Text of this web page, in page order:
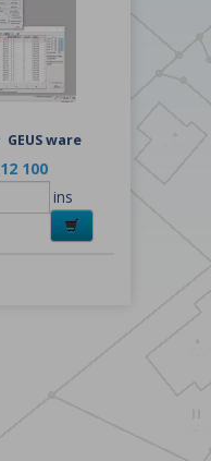
GEUS ware
12 100
ins